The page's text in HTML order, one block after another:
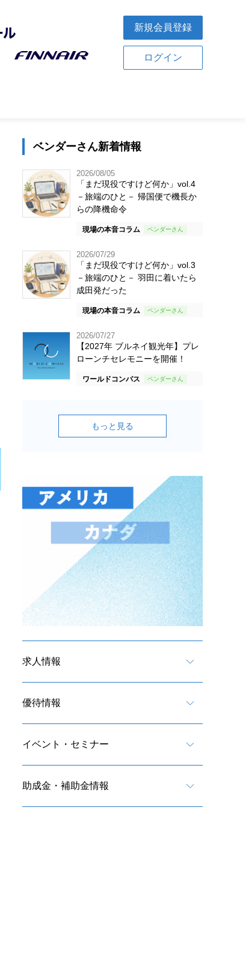
新規会員登録
ログイン
ベンダーさん新着情報
2026/08/05
「まだ現役ですけど何か」vol.4
－旅端のひと－ 帰国便で機長か
らの降機命令
現場の本音コラム
2026/07/29
「まだ現役ですけど何か」vol.3
－旅端のひと－ 羽田に着いたら
成田発だった
現場の本音コラム
2026/07/27
【2027年 ブルネイ観光年】プレ
ローンチセレモニーを開催！
ワールドコンパス
もっと見る
求人情報
優待情報
イベント・セミナー
助成金・補助金情報